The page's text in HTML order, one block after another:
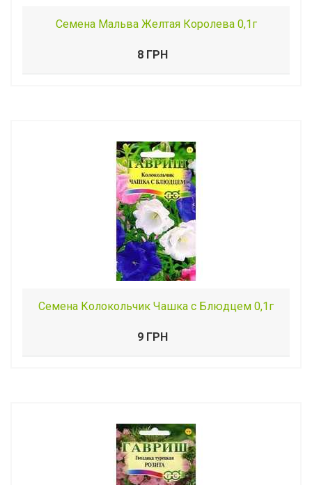
Семена Мальва Желтая Королева 0,1г
8 ГРН
Семена Колокольчик Чашка с Блюдцем 0,1г
9 ГРН